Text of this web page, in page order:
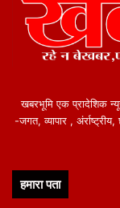
खबरभूमि एक प्रादेशिक
-जगत, व्यापार ,
हमारा पता